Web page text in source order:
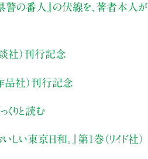
警の番人』の伏線を、著者本人が
談社）刊行記念
品社）刊行記念
くりと読む
いしい東京日和。』第1巻（リイド社）